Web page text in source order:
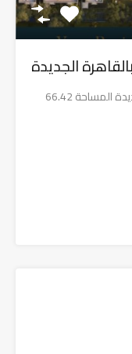
الجديدة
عيادة طبية في كمبوند سكني بالقاهرة الجديدة المساحة 66.42